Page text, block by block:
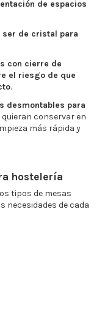
de espacios
ser de cristal para
con cierre de
el riesgo de que
.
desmontables para
quieran conservar en
más rápida y
hostelería
tipos de mesas
necesidades de cada